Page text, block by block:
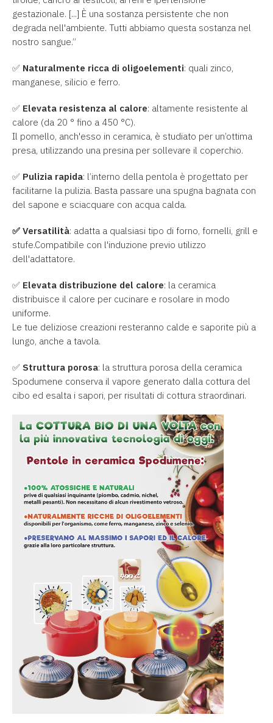
gestazionale. [...] È una sostanza persistente che non
degrada nell'ambiente. Tutti abbiamo questa sostanza nel
nostro sangue.”
✅ Naturalmente ricca di oligoelementi: quali zinco,
manganese, silicio e ferro.
✅ Elevata resistenza al calore: altamente resistente al
calore (da 20 ° fino a 450 °C).
Il pomello, anch'esso in ceramica, è studiato per un’ottima
presa, utilizzando una presina per sollevare il coperchio.
✅ Pulizia rapida: l’interno della pentola è progettato per
facilitarne la pulizia. Basta passare una spugna bagnata con
del sapone e sciacquare con acqua calda.
✅ Versatilità: adatta a qualsiasi tipo di forno, fornelli, grill e
stufe.Compatibile con l'induzione previo utilizzo
dell'adattatore.
✅ Elevata distribuzione del calore: la ceramica
distribuisce il calore per cucinare e rosolare in modo
uniforme.
Le tue deliziose creazioni resteranno calde e saporite più a
lungo, anche a tavola.
✅ Struttura porosa: la struttura porosa della ceramica
Spodumene conserva il vapore generato dalla cottura del
cibo ed esalta i sapori, per risultati di cottura straordinari.